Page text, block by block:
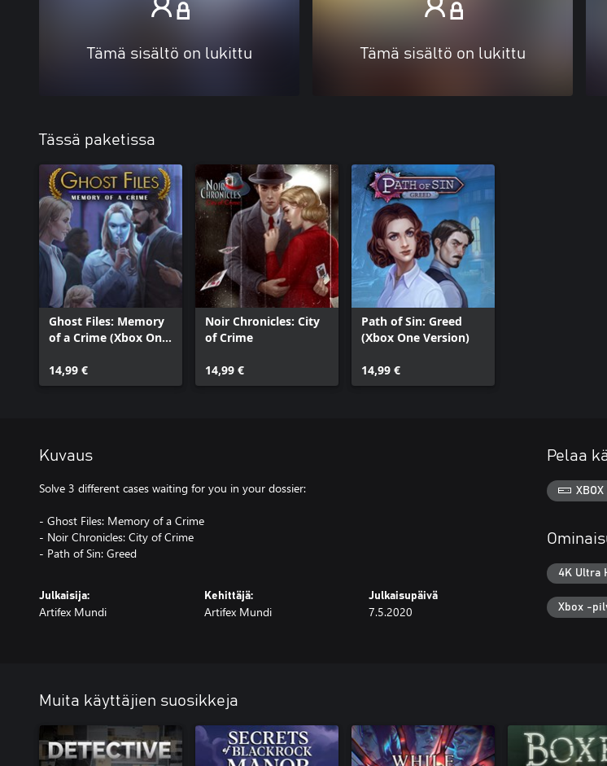
Tämä sisältö on lukittu Tämä sisältö on lukittu
Tässä paketissa
Ghost Files: Memory
of a Crime (Xbox One
14,99 €
Noir Chronicles: City
of Crime
14,99 €
Path of Sin: Greed
(Xbox One Version)
14,99 €
Kuvaus
Solve 3 different cases waiting for you in your dossier:
- Ghost Files: Memory of a Crime
- Noir Chronicles: City of Crime
- Path of Sin: Greed
Julkaisija:
Artifex Mundi
Kehittäjä:
Artifex Mundi
Julkaisupäivä
7.5.2020
Pelaa
XBOX
4K Ultra
Xbox -
Muita käyttäjien suosikkeja